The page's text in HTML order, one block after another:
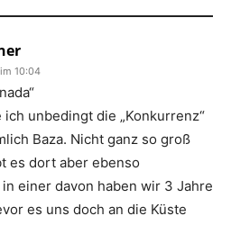
10:04
unbedingt die „Konkurrenz“
Baza. Nicht ganz so groß
es dort aber ebenso
einer davon haben wir 3 Jahre
es uns doch an die Küste